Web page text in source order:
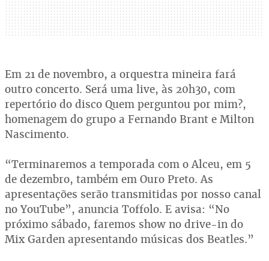
Em 21 de novembro, a orquestra mineira fará
outro concerto. Será uma live, às 20h30, com
repertório do disco Quem perguntou por mim?,
homenagem do grupo a Fernando Brant e Milton
Nascimento.
“Terminaremos a temporada com o Alceu, em 5
de dezembro, também em Ouro Preto. As
apresentações serão transmitidas por nosso canal
no YouTube”, anuncia Toffolo. E avisa: “No
próximo sábado, faremos show no drive-in do
Mix Garden apresentando músicas dos Beatles.”